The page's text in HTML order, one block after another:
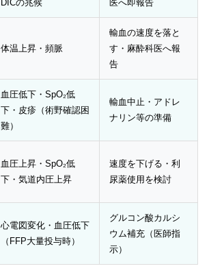
DICの兆候
医へ即報告
体温上昇・頻脈
輸血の速度を落と
す・麻酔科医へ報
告
血圧低下・SpO₂低
下・皮疹（術野確認困
難）
輸血中止・アドレ
ナリン等の準備
血圧上昇・SpO₂低
下・気道内圧上昇
速度を下げる・利
尿薬使用を検討
心電図変化・血圧低下
（FFP大量投与時）
グルコン酸カルシ
ウム補充（医師指
示）